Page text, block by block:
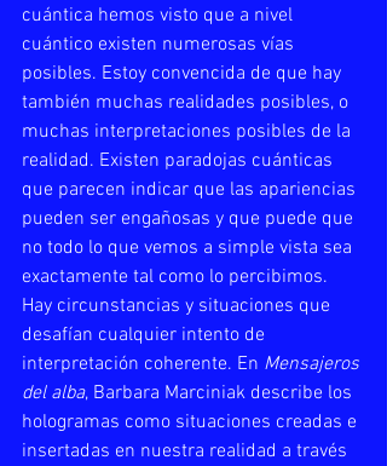
cuántica hemos visto que a nivel
cuántico existen numerosas vías
posibles. Estoy convencida de que hay
también muchas realidades posibles, o
muchas interpretaciones posibles de la
realidad. Existen paradojas cuánticas
que parecen indicar que las apariencias
pueden ser engañosas y que puede que
no todo lo que vemos a simple vista sea
exactamente tal como lo percibimos.
Hay circunstancias y situaciones que
desafían cualquier intento de
interpretación coherente. En Mensajeros
del alba, Barbara Marciniak describe los
hologramas como situaciones creadas e
insertadas en nuestra realidad a través